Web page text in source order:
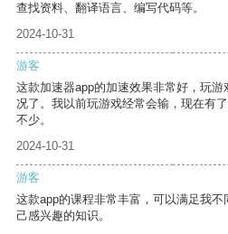
查找资料、翻译语言、编写代码等。
2024-10-31
游客
这款加速器app的加速效果非常好，玩
况了。我以前玩游戏经常会输，现在有
不少。
2024-10-31
游客
这款app的课程非常丰富，可以满足我
己感兴趣的知识。